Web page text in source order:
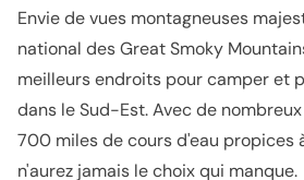
Envie de vues montagneuses
national des Great Smoky
meilleurs endroits pour camper et
dans le Sud-Est. Avec de
700 miles de cours d'eau propices
n'aurez jamais le choix qui manque.